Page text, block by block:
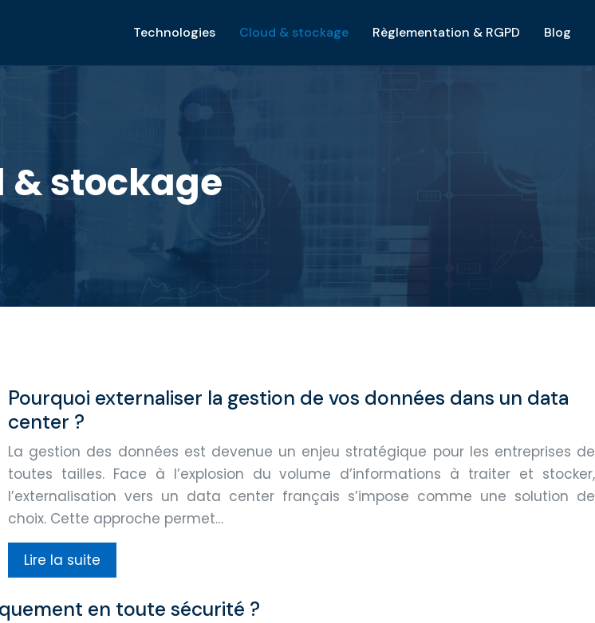
Technologies Cloud & stockage Règlementation & RGPD Blog
& stockage
Pourquoi externaliser la gestion de vos données dans un data
center ?
La gestion des données est devenue un enjeu stratégique pour les entreprises de
toutes tailles. Face à l’explosion du volume d’informations à traiter et stocker,
l’externalisation vers un data center français s’impose comme une solution de
choix. Cette approche permet…
Lire la suite
en toute sécurité ?